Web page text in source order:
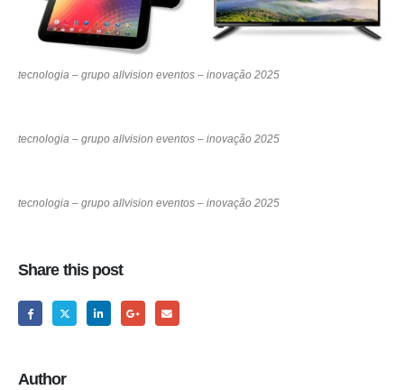
tecnologia – grupo allvision eventos – inovação 2025
tecnologia – grupo allvision eventos – inovação 2025
tecnologia – grupo allvision eventos – inovação 2025
Share this post
Author